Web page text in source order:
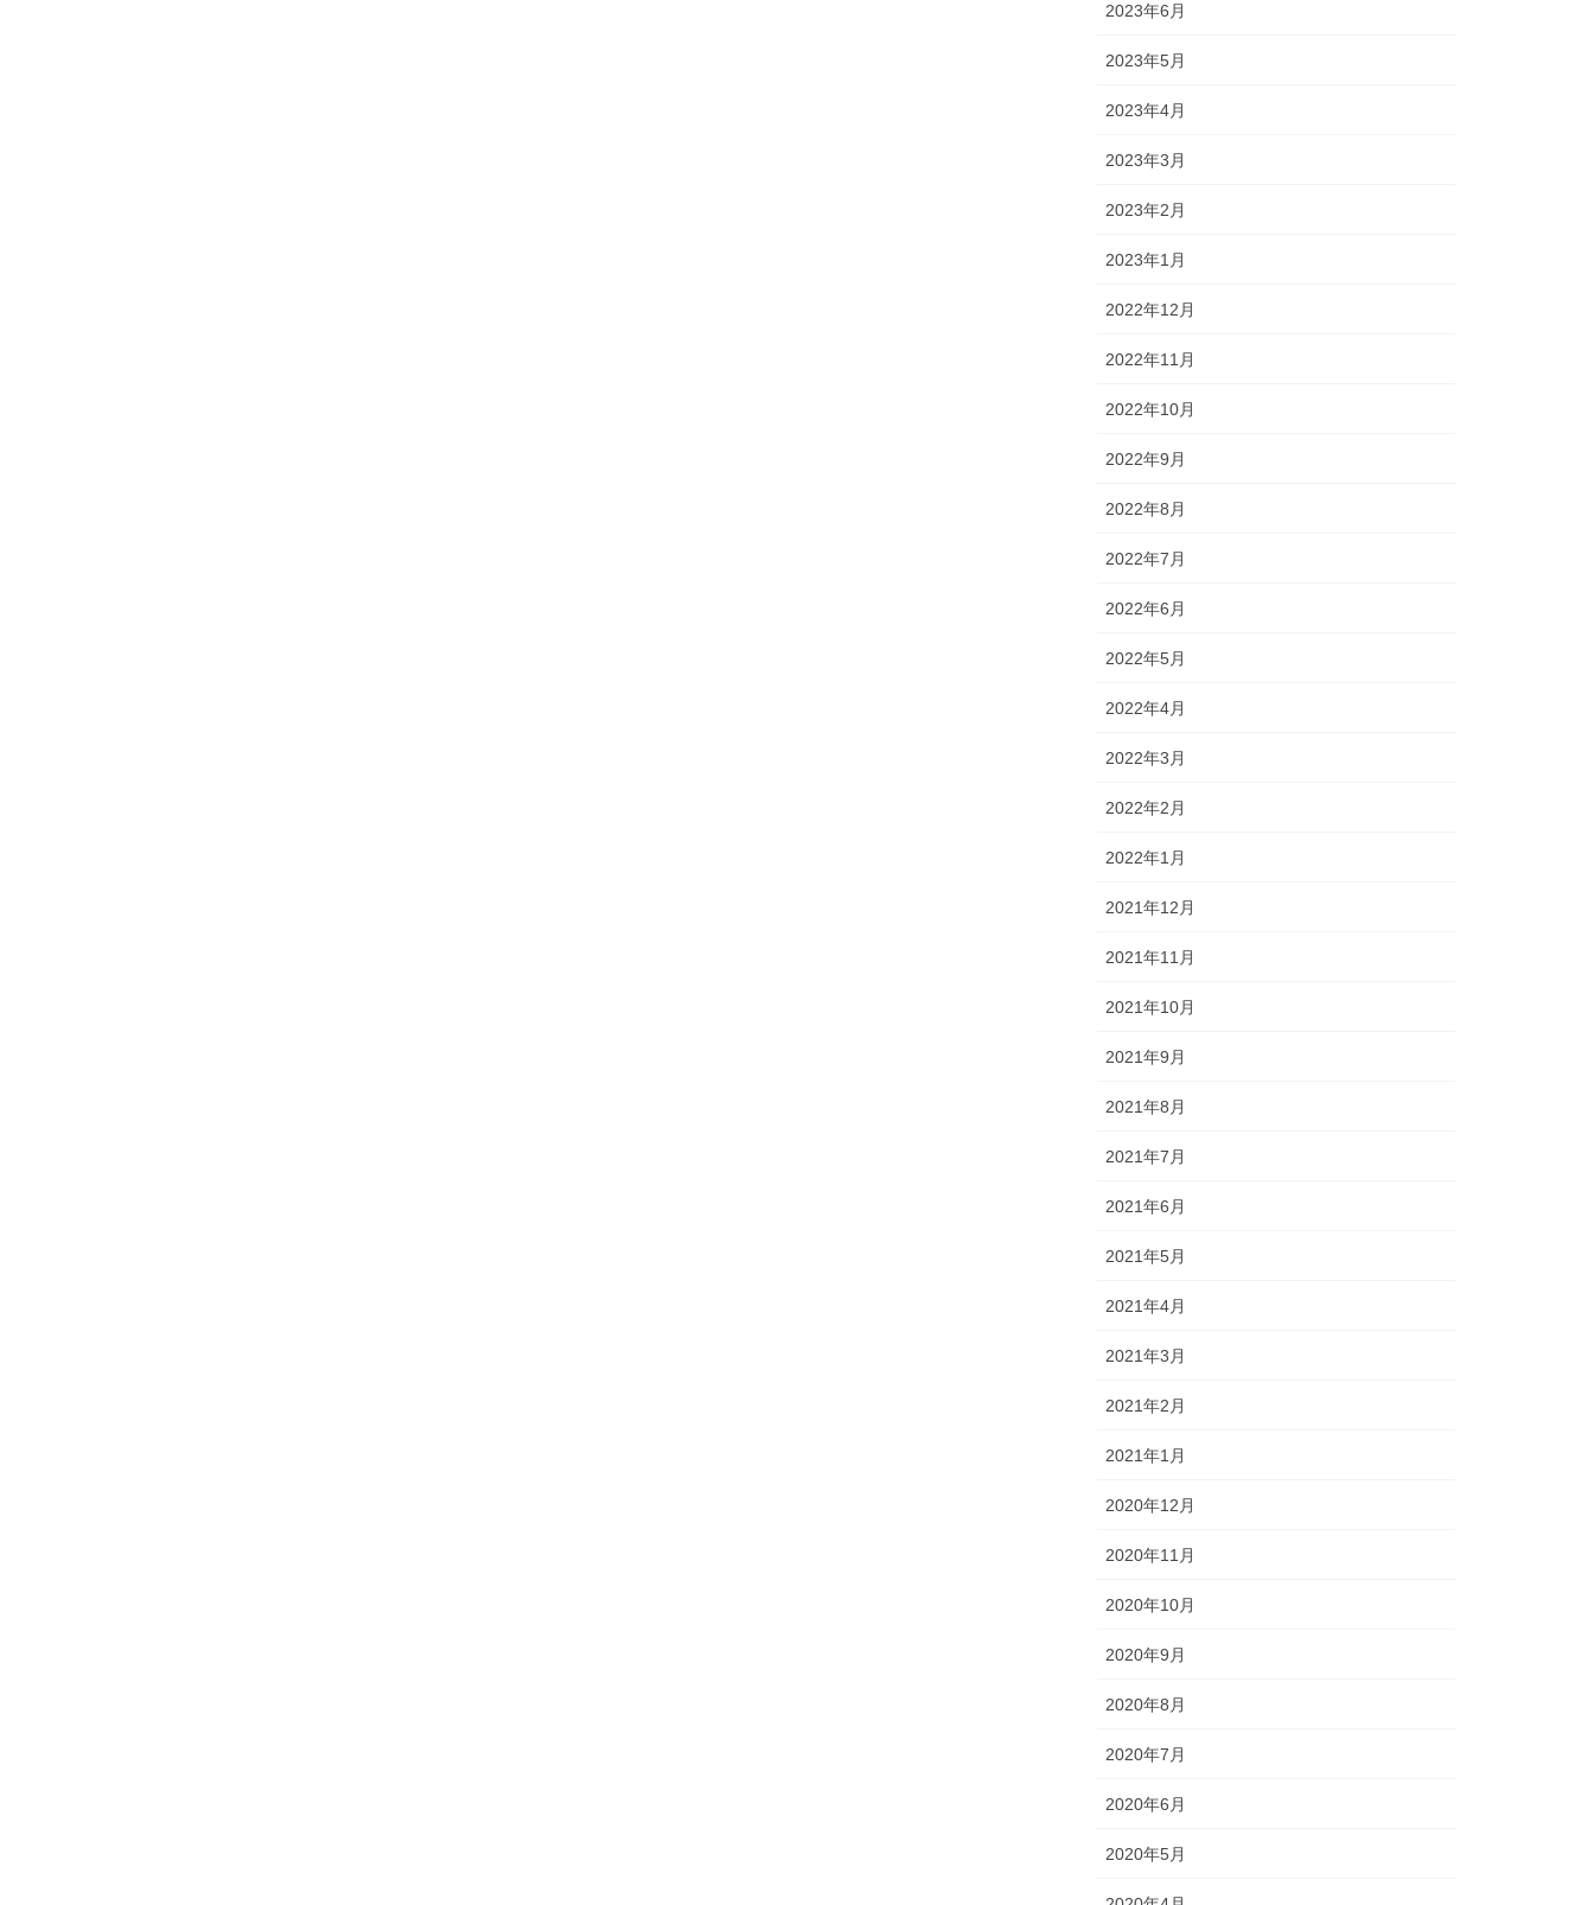
2023年6月
2023年5月
2023年4月
2023年3月
2023年2月
2023年1月
2022年12月
2022年11月
2022年10月
2022年9月
2022年8月
2022年7月
2022年6月
2022年5月
2022年4月
2022年3月
2022年2月
2022年1月
2021年12月
2021年11月
2021年10月
2021年9月
2021年8月
2021年7月
2021年6月
2021年5月
2021年4月
2021年3月
2021年2月
2021年1月
2020年12月
2020年11月
2020年10月
2020年9月
2020年8月
2020年7月
2020年6月
2020年5月